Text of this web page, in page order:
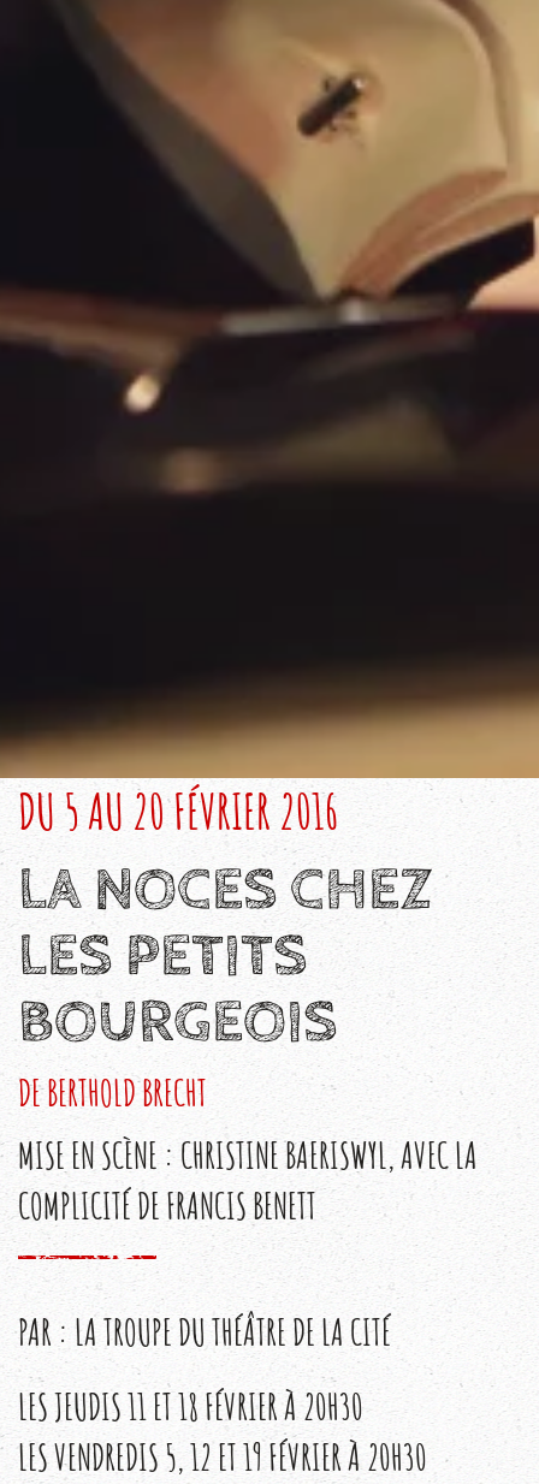
DU 5 AU 20 FÉVRIER 2016
LA NOCES CHEZ
LES PETITS
BOURGEOIS
DE BERTHOLD BRECHT
MISE EN SCÈNE : CHRISTINE BAERISWYL, AVEC LA
COMPLICITÉ DE FRANCIS BENETT
PAR : LA TROUPE DU THÉÂTRE DE LA CITÉ
LES JEUDIS 11 ET 18 FÉVRIER À 20H30
LES VENDREDIS 5, 12 ET 19 FÉVRIER À 20H30